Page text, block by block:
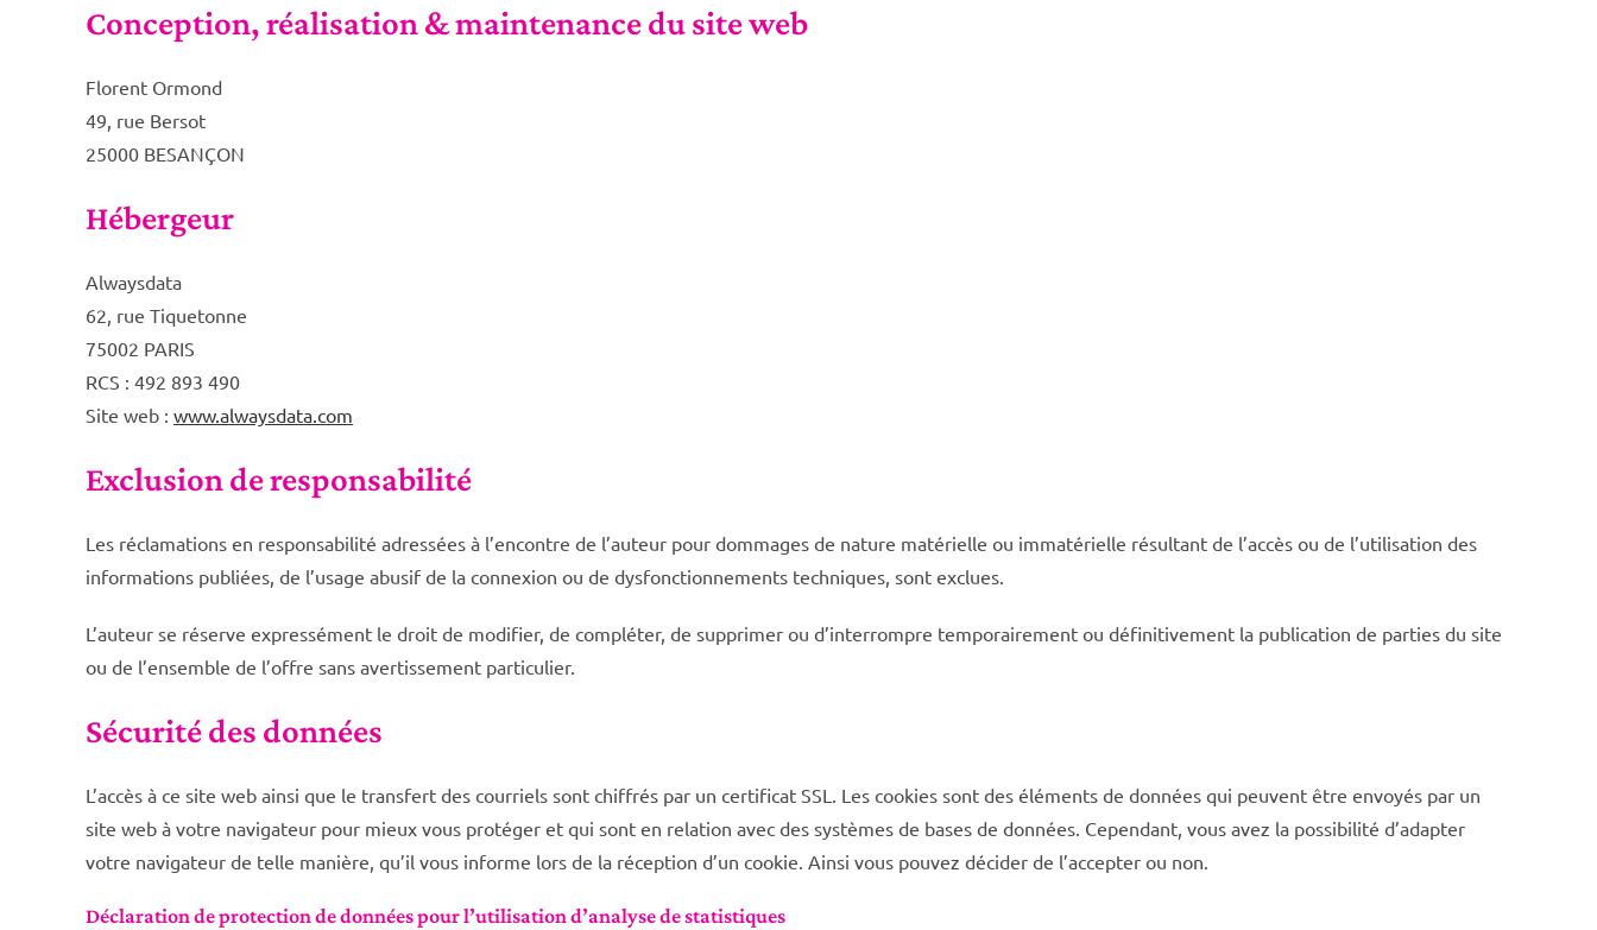
Conception, réalisation & maintenance du site web
Florent Ormond
49, rue Bersot
25000 BESANÇON
Hébergeur
Alwaysdata
62, rue Tiquetonne
75002 PARIS
RCS : 492 893 490
Site web : www.alwaysdata.com
Exclusion de responsabilité
Les réclamations en responsabilité adressées à l’encontre de l’auteur pour dommages de nature matérielle ou immatérielle résultant de l’accès ou de l’utilisation des
informations publiées, de l’usage abusif de la connexion ou de dysfonctionnements techniques, sont exclues.
L’auteur se réserve expressément le droit de modifier, de compléter, de supprimer ou d’interrompre temporairement ou définitivement la publication de parties du site
ou de l’ensemble de l’offre sans avertissement particulier.
Sécurité des données
L’accès à ce site web ainsi que le transfert des courriels sont chiffrés par un certificat SSL. Les cookies sont des éléments de données qui peuvent être envoyés par un
site web à votre navigateur pour mieux vous protéger et qui sont en relation avec des systèmes de bases de données. Cependant, vous avez la possibilité d’adapter
votre navigateur de telle manière, qu’il vous informe lors de la réception d’un cookie. Ainsi vous pouvez décider de l’accepter ou non.
Déclaration de protection de données pour l’utilisation d’analyse de statistiques